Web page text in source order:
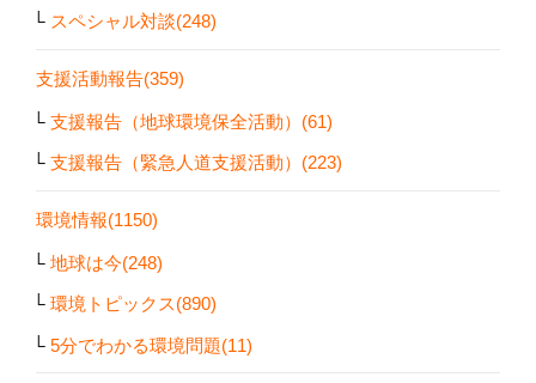
スペシャル対談(248)
支援活動報告(359)
支援報告（地球環境保全活動）(61)
支援報告（緊急人道支援活動）(223)
環境情報(1150)
地球は今(248)
環境トピックス(890)
5分でわかる環境問題(11)